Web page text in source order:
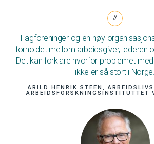
Fagforeninger og en høy
forholdet mellom arbeidsgiver, lederen
Det kan forklare hvorfor problemet
ikke er så stort i Norge.
ARILD HENRIK STEEN,
ARBEIDSFORSKNINGSINSTITUTTET